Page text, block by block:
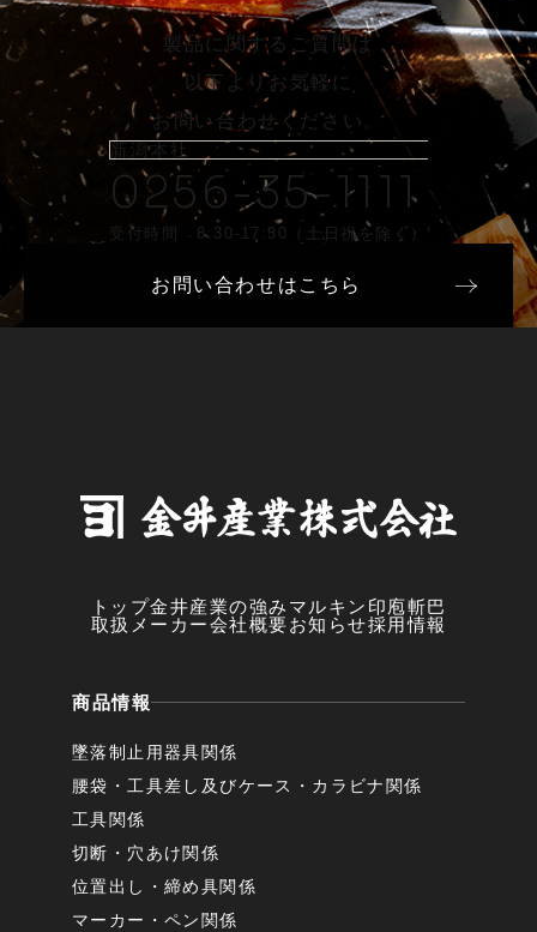
製品に関するご質問は
以下よりお気軽に
お問い合わせください。
新潟本社
0256-35-1111
受付時間 8:30-17:30（土日祝を除く）
お問い合わせはこちら
トップ金井産業の強み マルキン印 庖斬巴
取扱メーカー会社概要お知らせ採用情報
商品情報
墜落制止用器具関係
腰袋・工具差し及びケース・カラビナ関係
工具関係
切断・穴あけ関係
位置出し・締め具関係
マーカー・ペン関係